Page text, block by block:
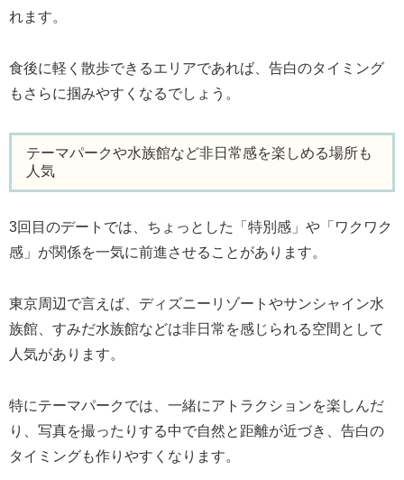
れます。
食後に軽く散歩できるエリアであれば、告白のタイミング
もさらに掴みやすくなるでしょう。
テーマパークや水族館など非日常感を楽しめる場所も
人気
3回目のデートでは、ちょっとした「特別感」や「ワクワク
感」が関係を一気に前進させることがあります。
東京周辺で言えば、ディズニーリゾートやサンシャイン水
族館、すみだ水族館などは非日常を感じられる空間として
人気があります。
特にテーマパークでは、一緒にアトラクションを楽しんだ
り、写真を撮ったりする中で自然と距離が近づき、告白の
タイミングも作りやすくなります。